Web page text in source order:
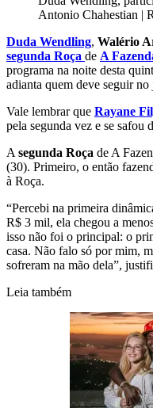
Antonio Chahestian |
Duda Wendling, Walério
segunda Roça de A
programa na noite desta
adianta quem deve seguir no
Vale lembrar que Rayane
pela segunda vez e se safou
A segunda Roça de A
(30). Primeiro, o então
à Roça.
“Percebi na primeira
R$ 3 mil, ela chegou a
isso não foi o principal: o
casa. Não falo só por mim,
sofreram na mão dela”,
Leia também